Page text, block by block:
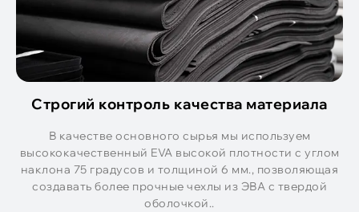
Строгий контроль качества материала
В качестве основного сырья мы используем
высококачественный EVA высокой плотности с углом
наклона 75 градусов и толщиной 6 мм., позволяющая
создавать более прочные чехлы из ЭВА с твердой
оболочкой..